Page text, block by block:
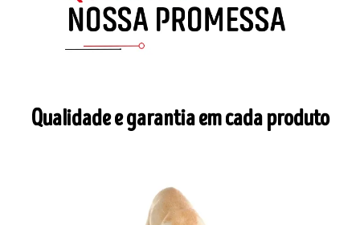
Qualidade e garantia em cada produto​